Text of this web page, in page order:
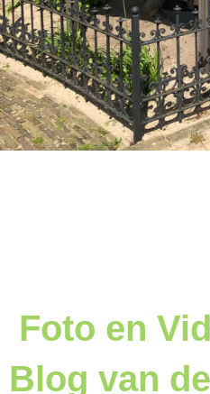
Foto en
Blog van